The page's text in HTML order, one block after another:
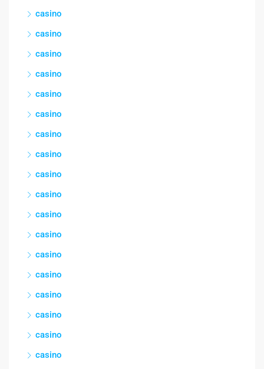
casino
casino
casino
casino
casino
casino
casino
casino
casino
casino
casino
casino
casino
casino
casino
casino
casino
casino